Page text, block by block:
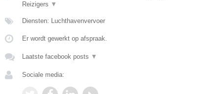
Reizigers ▼
Diensten: Luchthavenvervoer
Er wordt gewerkt op afspraak.
Laatste facebook posts ▼
Sociale media: